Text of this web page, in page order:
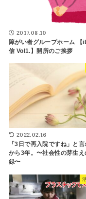
2017.08.10
障がい者グループホーム 【
信 Vol1.】開所のご挨拶
2022.02.16
「3日で再入院ですね」と言
から3年。〜社会性の芽生え
録〜